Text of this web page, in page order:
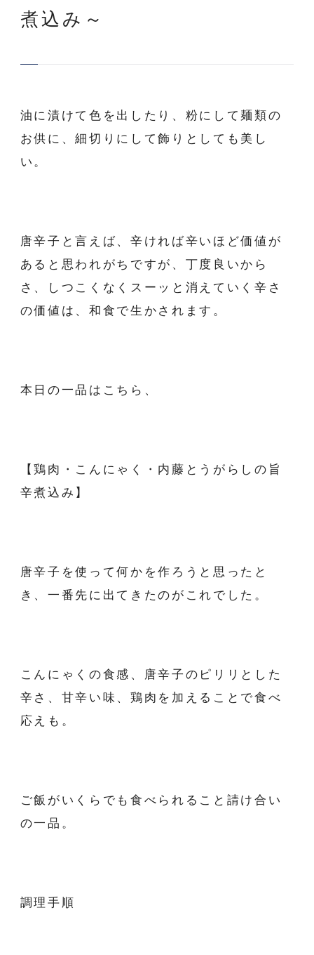
煮込み～
油に漬けて色を出したり、粉にして麺類の
お供に、細切りにして飾りとしても美し
い。
唐辛子と言えば、辛ければ辛いほど価値が
あると思われがちですが、丁度良いから
さ、しつこくなくスーッと消えていく辛さ
の価値は、和食で生かされます。
本日の一品はこちら、
【鶏肉・こんにゃく・内藤とうがらしの旨
辛煮込み】
唐辛子を使って何かを作ろうと思ったと
き、一番先に出てきたのがこれでした。
こんにゃくの食感、唐辛子のピリリとした
辛さ、甘辛い味、鶏肉を加えることで食べ
応えも。
ご飯がいくらでも食べられること請け合い
の一品。
調理手順